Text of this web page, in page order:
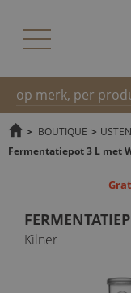
Snel
> BOUTIQUE >
Fermentatiepot 3 L met
Kilner